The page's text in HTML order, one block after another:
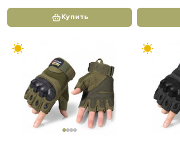
Купить